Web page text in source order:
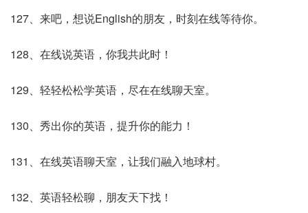
127、来吧，想说English的朋友，时刻在线等待你。
128、在线说英语，你我共此时！
129、轻轻松松学英语，尽在在线聊天室。
130、秀出你的英语，提升你的能力！
131、在线英语聊天室，让我们融入地球村。
132、英语轻松聊，朋友天下找！